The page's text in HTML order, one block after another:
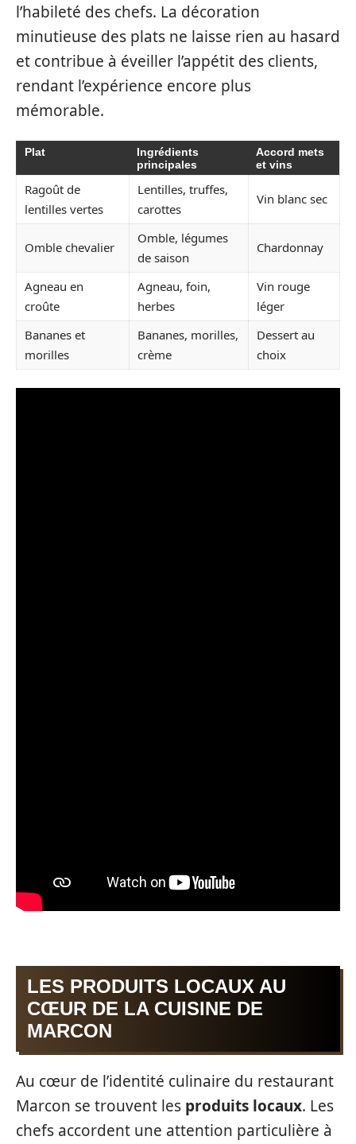
l’habileté des chefs. La décoration
minutieuse des plats ne laisse rien au hasard
et contribue à éveiller l’appétit des clients,
rendant l’expérience encore plus
mémorable.
Plat
Ingrédients
principales
Accord mets
et vins
Ragoût de
lentilles vertes
Lentilles, truffes,
carottes
Vin blanc sec
Omble chevalier
Omble, légumes
de saison
Chardonnay
Agneau en
croûte
Agneau, foin,
herbes
Vin rouge
léger
Bananes et
morilles
Bananes, morilles,
crème
Dessert au
choix
LES PRODUITS LOCAUX AU
CŒUR DE LA CUISINE DE
MARCON
Au cœur de l’identité culinaire du restaurant
Marcon se trouvent les produits locaux. Les
chefs accordent une attention particulière à